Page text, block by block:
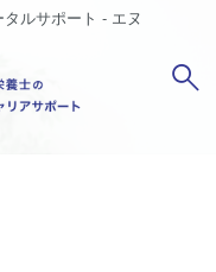
ルサポート - エヌ